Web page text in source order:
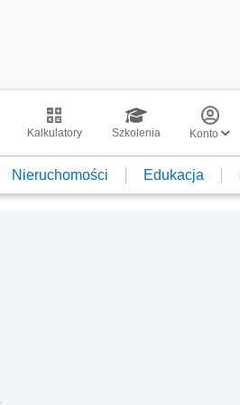
Kalkulatory Szkolenia Konto
Nieruchomości Edukacja